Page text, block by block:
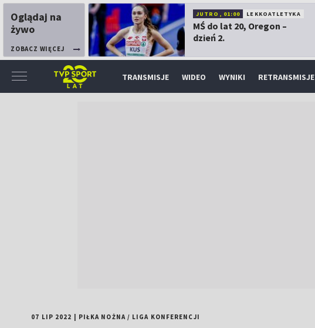
Oglądaj na
żywo
ZOBACZ WIĘCEJ
JUTRO, 01:00 LEKKOATLETYKA
MŚ do lat 20, Oregon –
dzień 2.
TRANSMISJE WIDEO WYNIKI RETRANSMISJE
07 LIP 2022 PIŁKA NOŻNA/ LIGA KONFERENCJI